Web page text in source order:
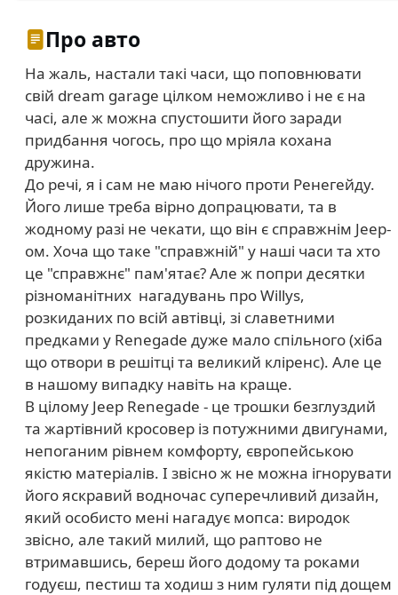
Про авто
На жаль, настали такі часи, що поповнювати
свій dream garage цілком неможливо і не є на
часі, але ж можна спустошити його заради
придбання чогось, про що мріяла кохана
дружина.
До речі, я і сам не маю нічого проти Ренегейду.
Його лише треба вірно допрацювати, та в
жодному разі не чекати, що він є справжнім Jeep-
ом. Хоча що таке "справжній" у наші часи та хто
це "справжнє" пам'ятає? Але ж попри десятки
різноманітних нагадувань про Willys,
розкиданих по всій автівці, зі славетними
предками у Renegade дуже мало спільного (хіба
що отвори в решітці та великий кліренс). Але це
в нашому випадку навіть на краще.
В цілому Jeep Renegade - це трошки безглуздий
та жартівний кросовер із потужними двигунами,
непоганим рівнем комфорту, європейською
якістю матеріалів. І звісно ж не можна ігнорувати
його яскравий водночас суперечливий дизайн,
який особисто мені нагадує мопса: виродок
звісно, але такий милий, що раптово не
втримавшись, береш його додому та роками
годуєш, пестиш та ходиш з ним гуляти під дощем